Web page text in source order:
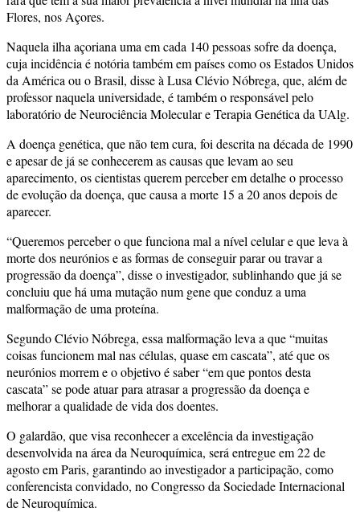
Flores, nos Açores.
Naquela ilha açoriana uma em cada 140 pessoas sofre da doença,
cuja incidência é notória também em países como os Estados Unidos
da América ou o Brasil, disse à Lusa Clévio Nóbrega, que, além de
professor naquela universidade, é também o responsável pelo
laboratório de Neurociência Molecular e Terapia Genética da UAlg.
A doença genética, que não tem cura, foi descrita na década de 1990
e apesar de já se conhecerem as causas que levam ao seu
aparecimento, os cientistas querem perceber em detalhe o processo
de evolução da doença, que causa a morte 15 a 20 anos depois de
aparecer.
“Queremos perceber o que funciona mal a nível celular e que leva à
morte dos neurónios e as formas de conseguir parar ou travar a
progressão da doença”, disse o investigador, sublinhando que já se
concluiu que há uma mutação num gene que conduz a uma
malformação de uma proteína.
Segundo Clévio Nóbrega, essa malformação leva a que “muitas
coisas funcionem mal nas células, quase em cascata”, até que os
neurónios morrem e o objetivo é saber “em que pontos desta
cascata” se pode atuar para atrasar a progressão da doença e
melhorar a qualidade de vida dos doentes.
O galardão, que visa reconhecer a excelência da investigação
desenvolvida na área da Neuroquímica, será entregue em 22 de
agosto em Paris, garantindo ao investigador a participação, como
conferencista convidado, no Congresso da Sociedade Internacional
de Neuroquímica.